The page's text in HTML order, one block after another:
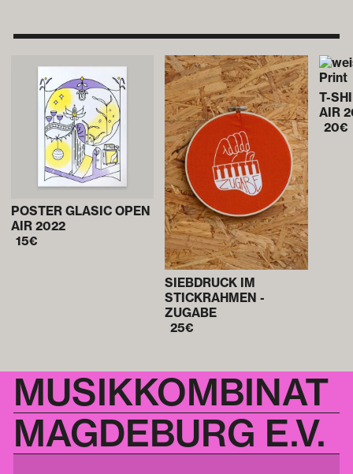
POSTER GLASIC OPEN
AIR 2022
15€
SIEBDRUCK IM
STICKRAHMEN -
ZUGABE
25€
T-
AIR
20€
MUSIKKOMBINAT
MAGDEBURG E.V.